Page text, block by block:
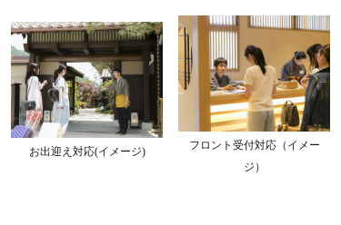
お出迎え対応(イメージ)
フロント受付対応（イメー
ジ）